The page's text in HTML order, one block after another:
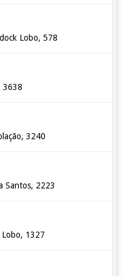
Lobo, 578
3638
3240
Santos, 2223
Lobo, 1327